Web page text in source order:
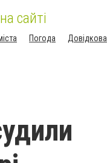
сайті
Погода
Довідкова